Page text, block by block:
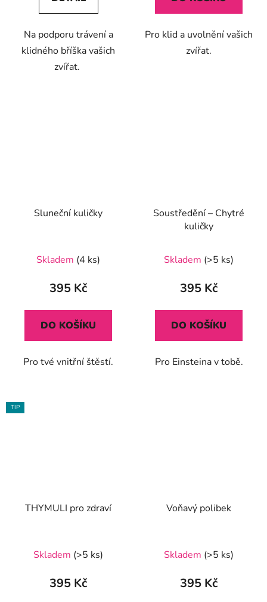
Na podporu trávení a
klidného bříška vašich
zvířat.
Pro klid a uvolnění vašich
zvířat.
Sluneční kuličky
hodnocení
produktu
5,0
z
hvězdiček.
Skladem (4 ks)
395 Kč
DO KOŠÍKU
Pro tvé vnitřní štěstí.
Soustředění – Chytré
kuličky
Skladem (>5 ks)
395 Kč
DO KOŠÍKU
Pro Einsteina v tobě.
TIP
THYMULI pro zdraví
hodnocení
produktu
Skladem (>5 ks)
395 Kč
Voňavý polibek
Skladem (>5 ks)
395 Kč